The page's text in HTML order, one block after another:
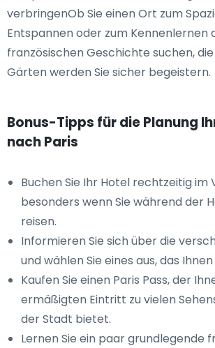
verbringenOb Sie einen Ort zum
Entspannen oder zum Kennenlernen
französischen Geschichte suchen,
Gärten werden Sie sicher begeistern.
Bonus-Tipps für die Planung
nach Paris
Buchen Sie Ihr Hotel rechtzeitig im
besonders wenn Sie während der
reisen.
Informieren Sie sich über die
und wählen Sie eines aus, das
Kaufen Sie einen Paris Pass, der
ermäßigten Eintritt zu vielen
der Stadt bietet.
Lernen Sie ein paar grundlegende